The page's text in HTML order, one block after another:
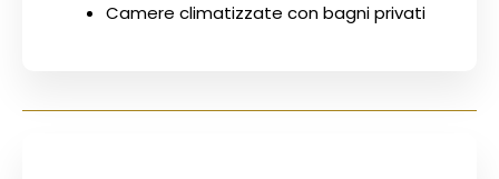
Camere climatizzate con bagni privati